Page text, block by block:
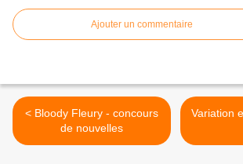
Ajouter un commentaire
< Bloody Fleury - concours
de nouvelles
Variation